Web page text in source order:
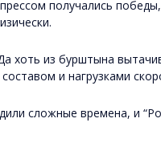
получались
хоть из бурштына
и нагрузками
сложные времена, и